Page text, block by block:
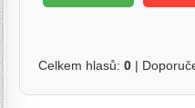
Celkem hlasů:0 |